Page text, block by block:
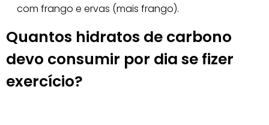
com frango e ervas (mais frango).
Quantos hidratos de carbono
devo consumir por dia se fizer
exercício?